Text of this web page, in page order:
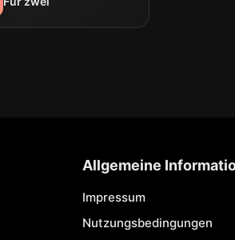
Allgemeine
Impressum
Nutzungsbedingungen